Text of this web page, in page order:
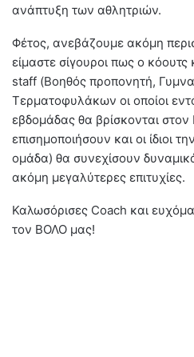
ανάπτυξη των αθλητριών.
Φέτος, ανεβάζουμε ακόμη
είμαστε σίγουροι πως ο
staff (Βοηθός προπονητή,
Τερματοφυλάκων οι οποίοι
εβδομάδας θα βρίσκονται στον
επισημοποιήσουν και οι ίδιοι
ομάδα) θα συνεχίσουν
ακόμη μεγαλύτερες επιτυχίες.
Καλωσόρισες Coach και
τον ΒΟΛΟ μας!